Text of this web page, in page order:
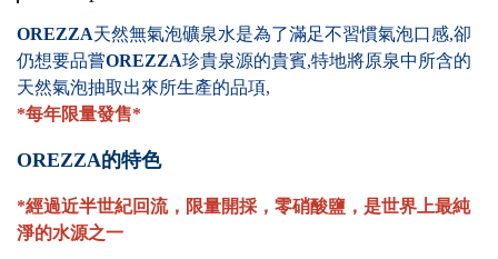
OREZZA天然無氣泡礦泉水是為了滿足不習慣氣泡口感,卻
仍想要品嘗OREZZA珍貴泉源的貴賓,特地將原泉中所含的
天然氣泡抽取出來所生產的品項,
*每年限量發售*
OREZZA的特色
*經過近半世紀回流，限量開採，零硝酸鹽，是世界上最純
淨的水源之一